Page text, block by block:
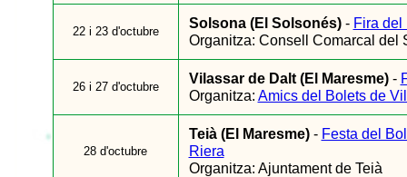
22 i 23 d'octubre
Solsona (El Solsonés)- Fira del
Organitza: Consell Comarcal del
26 i 27 d'octubre
Vilassar de Dalt (El Maresme)-
Organitza: Amics del Bolets de
28 d'octubre
Teià (El Maresme)- Festa del
Riera
Organitza: Ajuntament de Teià